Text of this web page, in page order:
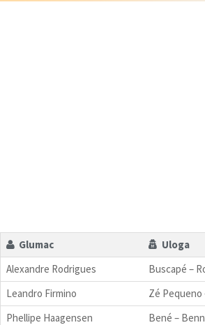
Glumac
Uloga
Alexandre Rodrigues
Buscapé –
Leandro Firmino
Zé Pequeno
Phellipe Haagensen
Bené –